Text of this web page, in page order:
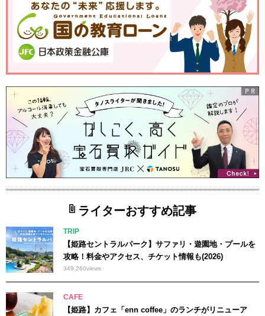
ライターおすすめ記事
TRIP
【姫路セントラルパーク】サファリ・遊園地・プールを
攻略！料金やアクセス、チケット情報も(2026)
349,260views
CAFE
【姫路】カフェ「enn coffee」のランチがリニューア